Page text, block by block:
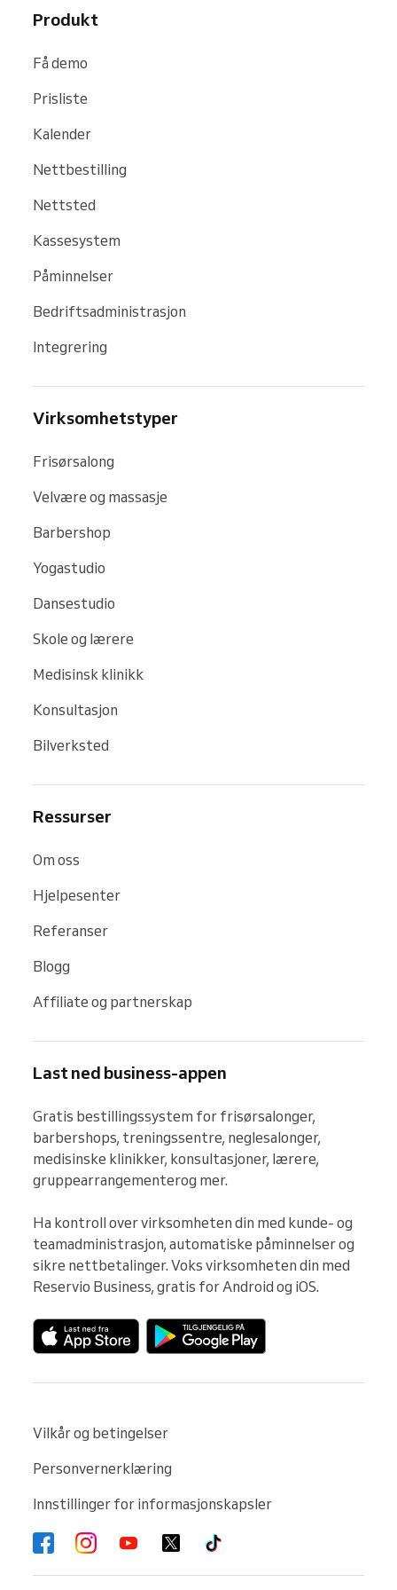
Produkt
Få demo
Prisliste
Kalender
Nettbestilling
Nettsted
Kassesystem
Påminnelser
Bedriftsadministrasjon
Integrering
Virksomhetstyper
Frisørsalong
Velvære og massasje
Barbershop
Yogastudio
Dansestudio
Skole og lærere
Medisinsk klinikk
Konsultasjon
Bilverksted
Ressurser
Om oss
Hjelpesenter
Referanser
Blogg
Affiliate og partnerskap
Last ned business-appen
Gratis bestillingssystem for frisørsalonger,
barbershops, treningssentre, neglesalonger,
medisinske klinikker, konsultasjoner, lærere,
gruppearrangementerog mer.
Ha kontroll over virksomheten din med kunde- og
teamadministrasjon, automatiske påminnelser og
sikre nettbetalinger. Voks virksomheten din med
Reservio Business, gratis for Android og iOS.
Vilkår og betingelser
Personvernerklæring
Innstillinger for informasjonskapsler